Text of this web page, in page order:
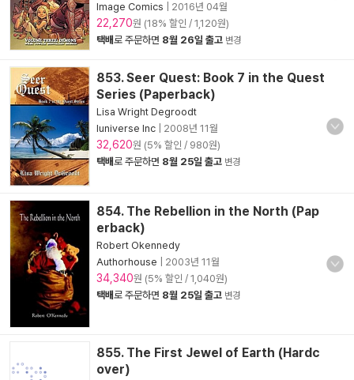
Image Comics
2016년 04월
22,270원 (18% 할인 / 1,120원)
택배로 주문하면 8월 26일 출고 변경
853. Seer Quest: Book 7 in the Quest
Series (Paperback)
Lisa Wright Degroodt
Iuniverse Inc
2008년 11월
32,620원 (5% 할인 / 980원)
택배로 주문하면 8월 25일 출고 변경
854. The Rebellion in the North (Pap
erback)
Robert Okennedy
Authorhouse
2003년 11월
34,340원 (5% 할인 / 1,040원)
택배로 주문하면 8월 25일 출고 변경
855. The First Jewel of Earth (Hardc
over)